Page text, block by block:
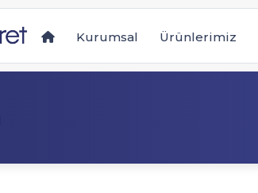
Kurumsal Ürünlerimiz